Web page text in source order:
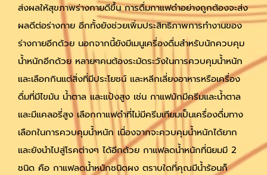
ส่งผลให้สุขภาพร่างกายดีขึ้น การดื่มกาแฟดำอย่างถูกต้องจะส่ง
ผลดีต่อร่างกาย อีกทั้งยังช่วยเพิ่มประสิทธิภาพการทำงานของ
ร่างกายอีกด้วย นอกจากนี้ยังมีเมนูเครื่องดื่มสำหรับนักควบคุม
น้ำหนักอีกด้วย หลายๆคนต้องระมัดระวังในการควบคุมน้ำหนัก
และเลือกกินแต่สิ่งที่มีประโยชน์ และหลีกเลี่ยงอาหารหรือเครื่อง
ดื่มที่มีไขมัน น้ำตาล และแป้งสูง เช่น กาแฟมักมีครีมและน้ำตาล
และมีแคลอรี่สูง เลือกกาแฟดำที่ไม่มีครีมเทียมเป็นเครื่องดื่มทาง
เลือกในการควบคุมน้ำหนัก เนื่องจากจะควบคุมน้ำหนักได้ยาก
และยังนำไปสู่โรคต่างๆ ได้อีกด้วย กาแฟลดน้ำหนักที่นิยมมี 2
ชนิด คือ กาแฟลดน้ำหนักชนิดผง ตราบใดที่คุณมีน้ำร้อนก็